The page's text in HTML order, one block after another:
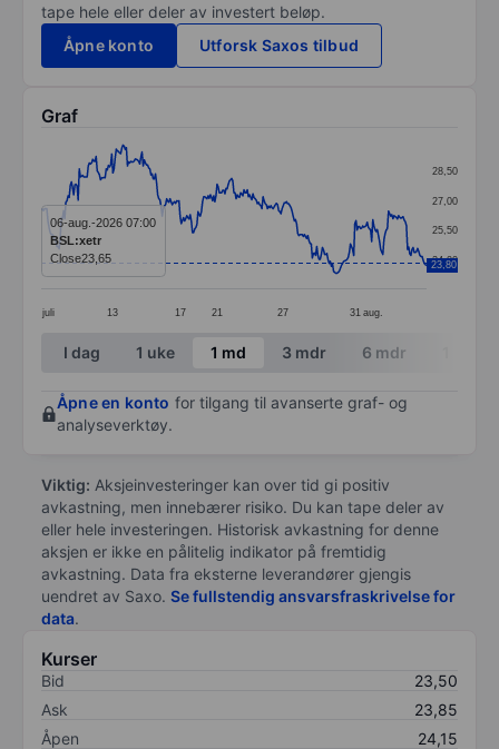
tape hele eller deler av investert beløp.
Åpne konto
Utforsk Saxos tilbud
Graf
Line chart with 345 data points.
The chart has 1 X axis displaying categories.
The chart has 1 Y axis displaying values. Data
juli 13 17 21 27 31 aug.
24,00
25,50
27,00
28,50
23,80
06-aug.-2026 07:00
BSL:xetr
Close23,65
End of interactive chart.
I dag 1 uke 1 md 3 mdr 6 mdr
Åpne en konto for tilgang til avanserte graf- og
analyseverktøy.
Viktig: Aksjeinvesteringer kan over tid gi positiv
avkastning, men innebærer risiko. Du kan tape deler av
eller hele investeringen. Historisk avkastning for denne
aksjen er ikke en pålitelig indikator på fremtidig
avkastning. Data fra eksterne leverandører gjengis
uendret av Saxo. Se fullstendig ansvarsfraskrivelse for
data.
Kurser
Bid
23,50
Ask
23,85
Åpen
24,15